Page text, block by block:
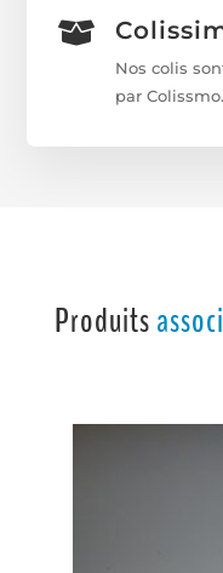

Nos colis
par Colissmo.
Produits